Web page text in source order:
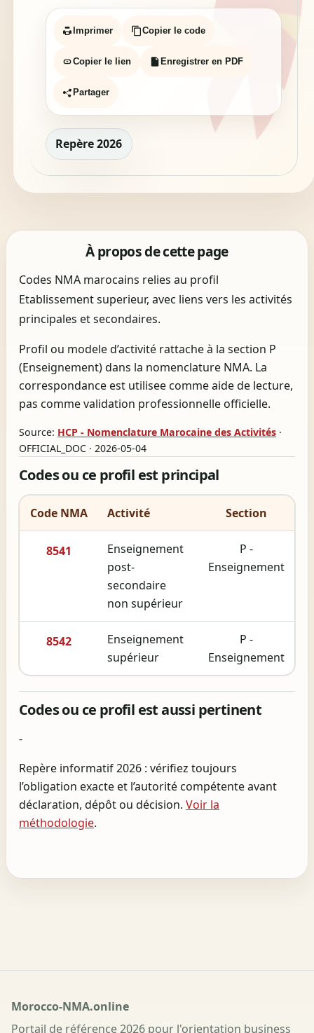
Imprimer Copier le code
Copier le lien Enregistrer en PDF
Partager
Repère 2026
À propos de cette page
Codes NMA marocains relies au profil
Etablissement superieur, avec liens vers les activités
principales et secondaires.
Profil ou modele d’activité rattache à la section P
(Enseignement) dans la nomenclature NMA. La
correspondance est utilisee comme aide de lecture,
pas comme validation professionnelle officielle.
Source: HCP - Nomenclature Marocaine des Activités ·
OFFICIAL_DOC · 2026-05-04
Codes ou ce profil est principal
Code NMA Activité Section
8541
Enseignement
post-
secondaire
non supérieur
P -
Enseignement
8542
Enseignement
supérieur
P -
Enseignement
Codes ou ce profil est aussi pertinent
-
Repère informatif 2026 : vérifiez toujours
l’obligation exacte et l’autorité compétente avant
déclaration, dépôt ou décision. Voir la
méthodologie.
Morocco-NMA.online
Portail de référence 2026 pour l'orientation business